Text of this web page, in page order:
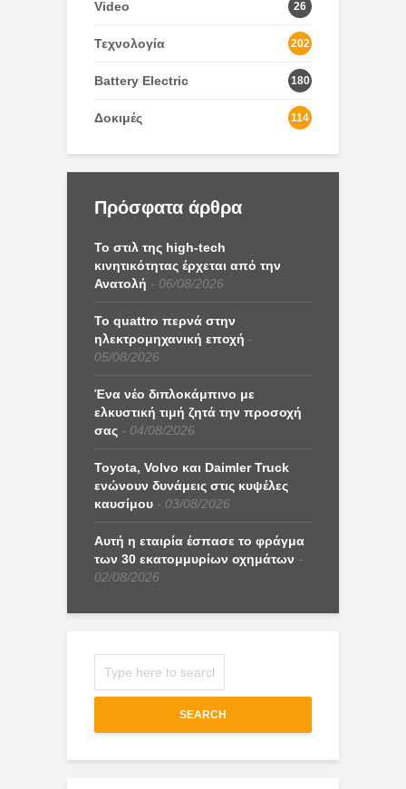
Video 26
Τεχνολογία 202
Battery Electric 180
Δοκιμές 114
Πρόσφατα άρθρα
Το στιλ της high-tech
κινητικότητας έρχεται από την
Ανατολή
06/08/2026
Το quattro περνά στην
ηλεκτρομηχανική εποχή
05/08/2026
Ένα νέο διπλοκάμπινο με
ελκυστική τιμή ζητά την προσοχή
σας
04/08/2026
Toyota, Volvo και Daimler Truck
ενώνουν δυνάμεις στις κυψέλες
καυσίμου
03/08/2026
Αυτή η εταιρία έσπασε το φράγμα
των 30 εκατομμυρίων οχημάτων
02/08/2026
SEARCH